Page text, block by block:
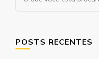
algo?
POSTS RECENTES